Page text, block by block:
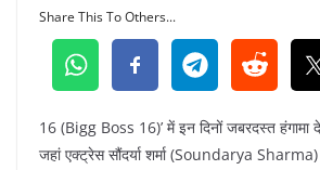
Share This To Others...
16 (Bigg Boss 16)’ में इन दिनों जबरदस्त हंगामा
जहां एक्ट्रेस सौंदर्या शर्मा (Soundarya